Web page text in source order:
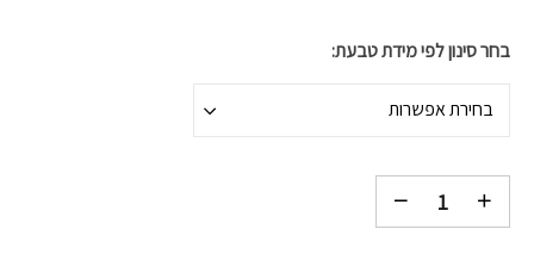
בחר סינון לפי מידת טבעת
בחירת אפשרות